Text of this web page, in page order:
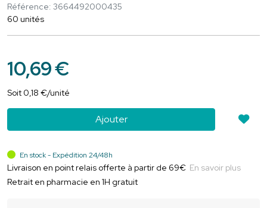
Référence: 3664492000435
60 unités
10,69€
Soit 0,18 €/unité
Ajouter
En stock - Expédition 24/48h
Livraison en point relais offerte à partir de 69€ En savoir plus
Retrait en pharmacie en 1H gratuit